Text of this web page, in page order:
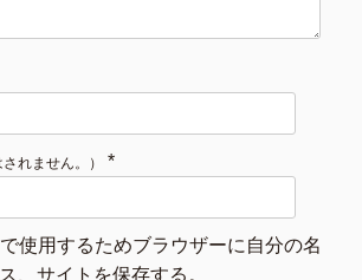
れません。） *
使用するためブラウザーに自分の名
、サイトを保存する。